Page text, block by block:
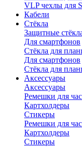
VLP чехлы для
Кабели
Стёкла
Защитные
Для смартфонов
Стёкла для
Для смартфонов
Стёкла для
Аксессуары
Аксессуары
Ремешки для
Картхолдеры
Стикеры
Ремешки для
Картхолдеры
Стикеры